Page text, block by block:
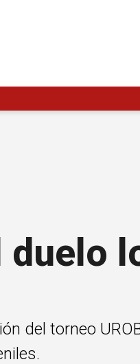
duelo
del torneo